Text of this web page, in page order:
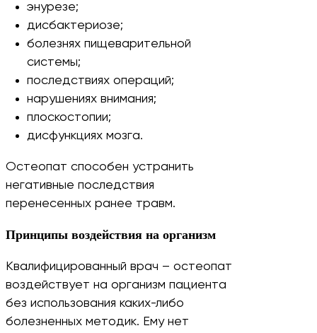
энурезе;
дисбактериозе;
болезнях пищеварительной
системы;
последствиях операций;
нарушениях внимания;
плоскостопии;
дисфункциях мозга.
Остеопат способен устранить
негативные последствия
перенесенных ранее травм.
Принципы воздействия на организм
Квалифицированный врач – остеопат
воздействует на организм пациента
без использования каких-либо
болезненных методик. Ему нет